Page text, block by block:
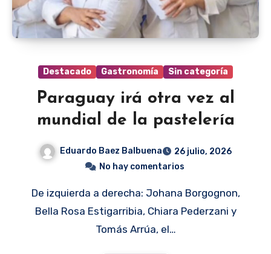
Destacado Gastronomía Sin categoría
Paraguay irá otra vez al
mundial de la pastelería
Eduardo Baez Balbuena
26 julio, 2026
No hay comentarios
De izquierda a derecha: Johana Borgognon,
Bella Rosa Estigarribia, Chiara Pederzani y
Tomás Arrúa, el…